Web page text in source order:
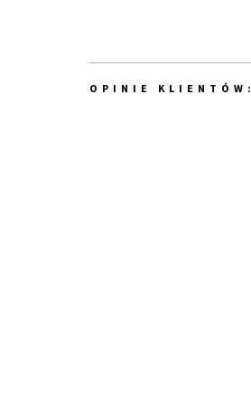
OPINIE KLIENTÓW: